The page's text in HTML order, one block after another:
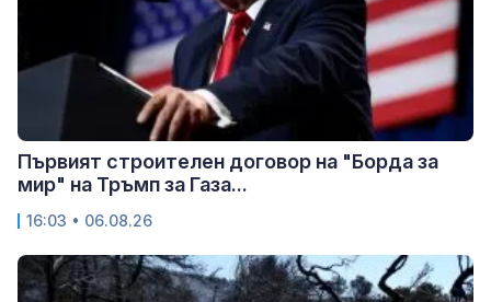
Първият строителен договор на "Борда за
мир" на Тръмп за Газа...
16:03 • 06.08.26